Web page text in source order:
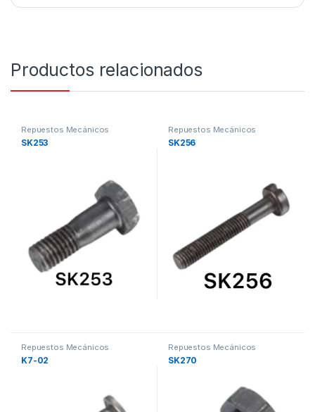
Productos relacionados
Repuestos Mecánicos
SK253
Repuestos Mecánicos
SK256
Repuestos Mecánicos
K7-02
Repuestos Mecánicos
SK270